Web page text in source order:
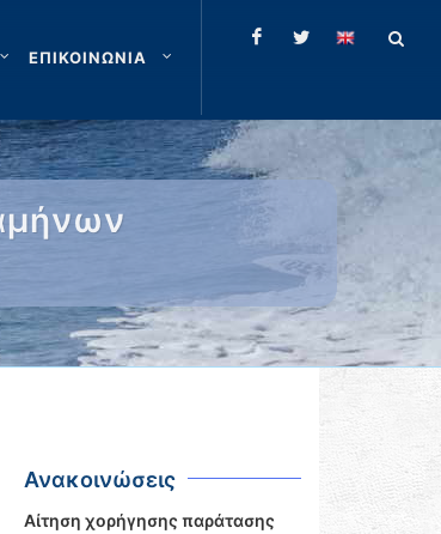
ΕΠΙΚΟΙΝΩΝΙΑ
Ανακοινώσεις
Αίτηση χορήγησης παράτασης